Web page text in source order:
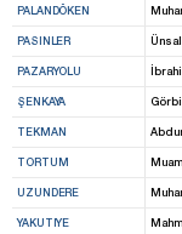
PALANDÖKEN
PASINLER
PAZARYOLU
ŞENKAYA
TEKMAN
TORTUM
UZUNDERE
YAKUTIYE